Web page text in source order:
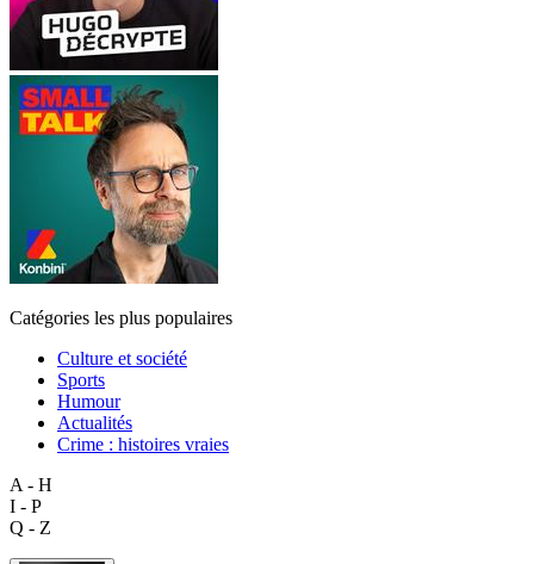
Catégories les plus populaires
Culture et société
Sports
Humour
Actualités
Crime : histoires vraies
A - H
I - P
Q - Z